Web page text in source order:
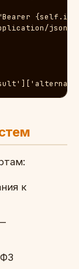
json"
к